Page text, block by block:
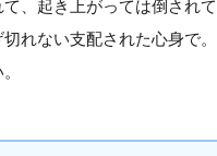
、起き上がっては倒され
れない支配された心身で。